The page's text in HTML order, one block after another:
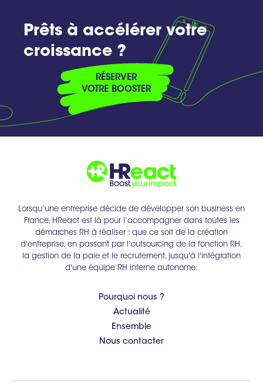
Prêts à accélérer votre
croissance ?
RÉSERVER
VOTRE BOOSTER
Lorsqu’une entreprise décide de développer son business en
France, HReact est là pour l’accompagner dans toutes les
démarches RH à réaliser : que ce soit de la création
d'entreprise, en passant par l’outsourcing de la fonction RH,
la gestion de la paie et le recrutement, jusqu'à l'intégration
d'une équipe RH interne autonome.
Pourquoi nous ?
Actualité
Ensemble
Nous contacter